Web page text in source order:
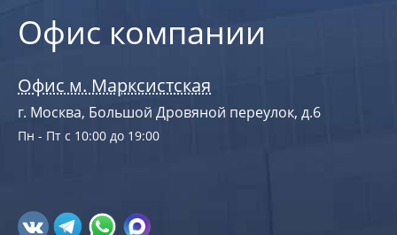
Офис компании
Офис м. Марксистская
г. Москва, Большой Дровяной переулок, д.6
Пн - Пт с 10:00 до 19:00